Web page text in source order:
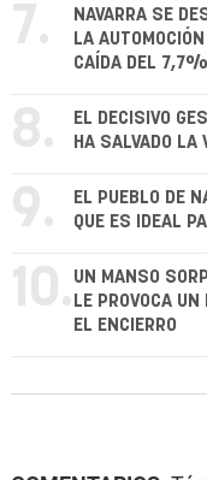
7.
NAVARRA SE
LA
CAÍDA DEL 7,7%
8.
EL DECISIVO
HA SALVADO LA
9.
EL PUEBLO DE
QUE ES IDEAL
10. UN MANSO
LE PROVOCA
EL ENCIERRO